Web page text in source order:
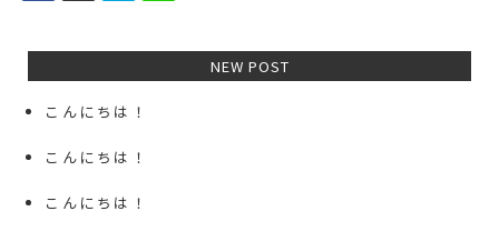
NEW POST
こんにちは！
こんにちは！
こんにちは！